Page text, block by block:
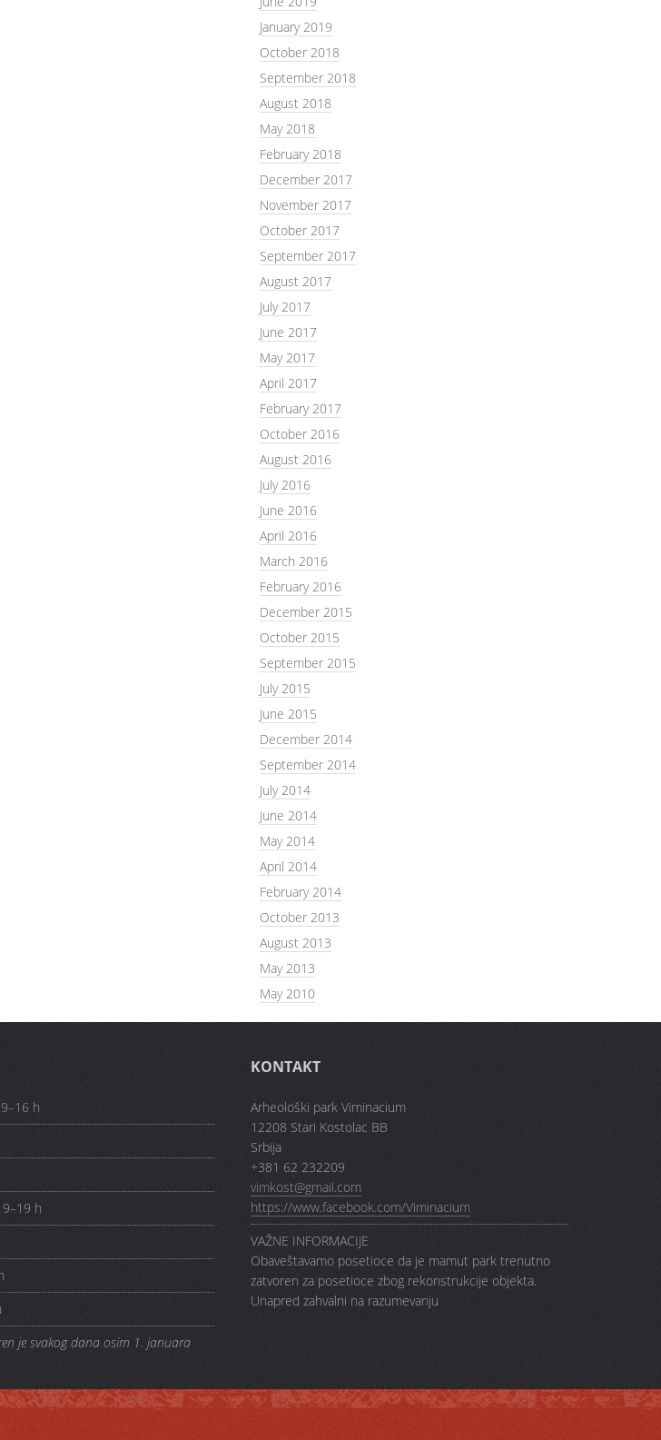
January 2019
October 2018
September 2018
August 2018
May 2018
February 2018
December 2017
November 2017
October 2017
September 2017
August 2017
July 2017
June 2017
May 2017
April 2017
February 2017
October 2016
August 2016
July 2016
June 2016
April 2016
March 2016
February 2016
December 2015
October 2015
September 2015
July 2015
June 2015
December 2014
September 2014
July 2014
June 2014
May 2014
April 2014
February 2014
October 2013
August 2013
May 2013
May 2010
h
h
je svakog dana osim 1. januara
KONTAKT
Arheološki park Viminacium
12208 Stari Kostolac BB
Srbija
+381 62 232209
vimkost@gmail.com
https://www.facebook.com/Viminacium
VAŽNE INFORMACIJE
Obaveštavamo posetioce da je mamut park trenutno
zatvoren za posetioce zbog rekonstrukcije objekta.
Unapred zahvalni na razumevanju